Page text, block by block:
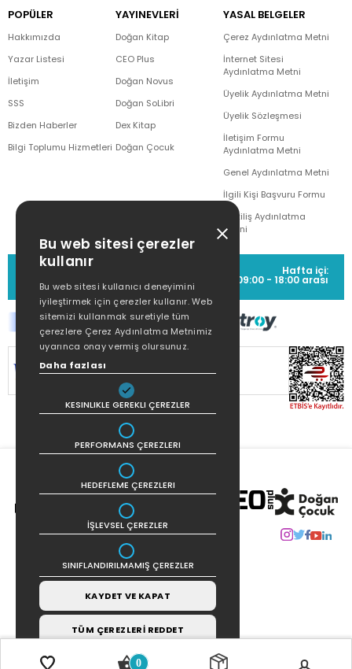
0
POPÜLER
Hakkımızda
Yazar Listesi
İletişim
SSS
Bizden Haberler
Bilgi Toplumu Hizmetleri
YAYINEVLERİ
Doğan Kitap
CEO Plus
Doğan Novus
Doğan SoLibri
Dex Kitap
Doğan Çocuk
YASAL BELGELER
Çerez Aydınlatma Metni
İnternet Sitesi
Aydınlatma Metni
Üyelik Aydınlatma Metni
Üyelik Sözleşmesi
İletişim Formu
Aydınlatma Metni
Genel Aydınlatma Metni
İlgili Kişi Başvuru Formu
Çekiliş Aydınlatma
Metni
MÜŞTERİ HİZMETLERİ
(0212) 373 77 00
Hafta içi:
09:00 - 18:00 arası
SİTEMİZ
KORUNMAKTADIR.
Bu web sitesi çerezler
kullanır
Bu web sitesi kullanıcı deneyimini
iyileştirmek için çerezler kullanır. Web
sitemizi kullanmak suretiyle tüm
çerezlere Çerez Aydınlatma Metnimiz
uyarınca onay vermiş olursunuz.
Daha fazlası
KESINLIKLE GEREKLI ÇEREZLER
PERFORMANS ÇEREZLERI
HEDEFLEME ÇEREZLERI
İŞLEVSEL ÇEREZLER
SINIFLANDIRILMAMIŞ ÇEREZLER
KAYDET VE KAPAT
TÜM ÇEREZLERİ REDDET